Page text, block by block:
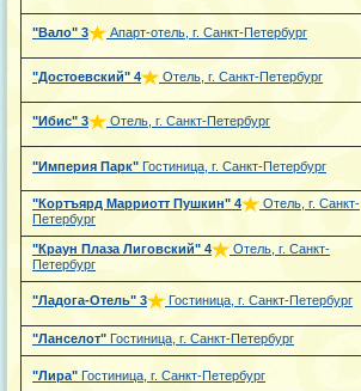
"Вало" 3 Апарт-отель, г. Санкт-Петербург
"Достоевский" 4 Отель, г. Санкт-Петербург
"Ибис" 3 Отель, г. Санкт-Петербург
"Империя Парк" Гостиница, г. Санкт-Петербург
"Кортъярд Марриотт Пушкин" 4
Отель, г. Санкт-
Петербург
"Краун Плаза Лиговский" 4
Отель, г. Санкт-
Петербург
"Ладога-Отель" 3 Гостиница, г. Санкт-Петербург
"Ланселот" Гостиница, г. Санкт-Петербург
"Лира" Гостиница, г. Санкт-Петербург